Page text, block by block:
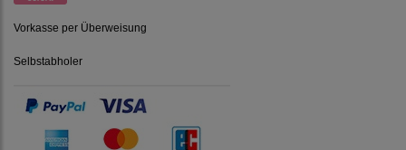
Vorkasse per Überweisung
Selbstabholer